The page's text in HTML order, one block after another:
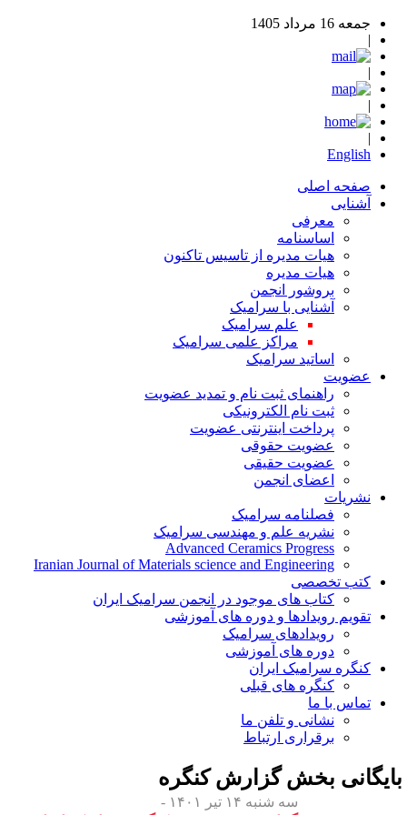
جمعه 16 مرداد 1405
English
صفحه اصلی
آشنایی
معرفی
اساسنامه
هیات مدیره از تاسیس تاکنون
هیات مدیره
بروشور انجمن
آشنایی با سرامیک
علم سرامیک
مراکز علمی سرامیک
اساتید سرامیک
عضویت
راهنمای ثبت نام و تمدید عضویت
ثبت نام الکترونیکی
پرداخت اینترنتی عضویت
عضویت حقوقی
عضویت حقیقی
اعضای انجمن
نشریات
فصلنامه سرامیک
نشریه علم و مهندسی سرامیک
Advanced Ceramics Progress
Iranian Journal of Materials science and Engineering
کتب تخصصی
کتاب های موجود در انجمن سرامیک ایران
تقویم رویدادها و دوره های آموزشی
رویدادهای سرامیک
دوره های آموزشی
کنگره سرامیک ایران
کنگره های قبلی
تماس با ما
نشانی و تلفن ما
برقراری ارتباط
بخشگزارش کنگره
سه شنبه ۱۴ تیر ۱۴۰۱ -